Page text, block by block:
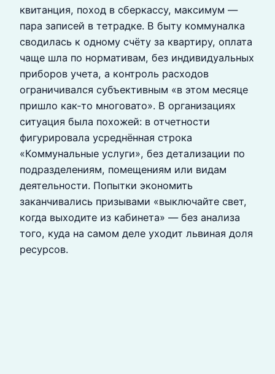
квитанция, поход в сберкассу, максимум —
пара записей в тетрадке. В быту коммуналка
сводилась к одному счёту за квартиру, оплата
чаще шла по нормативам, без индивидуальных
приборов учета, а контроль расходов
ограничивался субъективным «в этом месяце
пришло как‑то многовато». В организациях
ситуация была похожей: в отчетности
фигурировала усреднённая строка
«Коммунальные услуги», без детализации по
подразделениям, помещениям или видам
деятельности. Попытки экономить
заканчивались призывами «выключайте свет,
когда выходите из кабинета» — без анализа
того, куда на самом деле уходит львиная доля
ресурсов.